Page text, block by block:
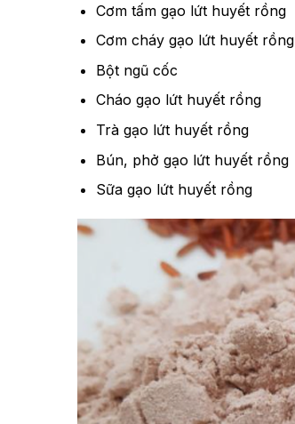
Cơm tấm gạo lứt huyết rồng
Cơm cháy gạo lứt huyết rồng
Bột ngũ cốc
Cháo gạo lứt huyết rồng
Trà gạo lứt huyết rồng
Bún, phở gạo lứt huyết rồng
Sữa gạo lứt huyết rồng